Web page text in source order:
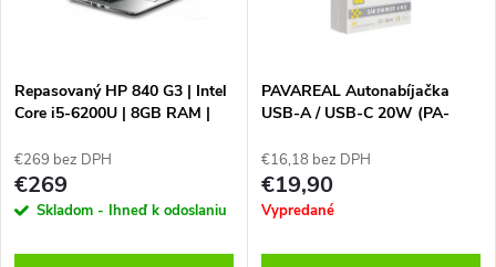
Repasovaný HP 840 G3 | Intel
Core i5-6200U | 8GB RAM |
PRO | Záruka 12M
€269 bez DPH
€269
Skladom - Ihneď k odoslaniu
PAVAREAL Autonabíjačka
USB-A / USB-C 20W (PA-
€16,18 bez DPH
€19,90
Vypredané